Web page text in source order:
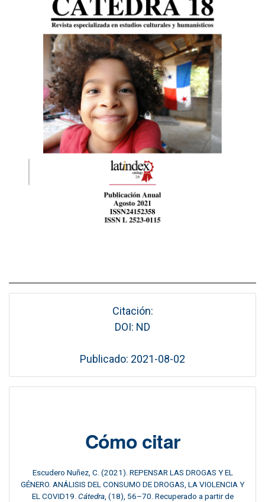
Citación:
DOI: ND
Publicado: 2021-08-02
Cómo citar
Escudero Nuñez, C. (2021). REPENSAR LAS DROGAS Y EL
GÉNERO. ANÁLISIS DEL CONSUMO DE DROGAS, LA VIOLENCIA Y
EL COVID19. Cátedra, (18), 56–70. Recuperado a partir de